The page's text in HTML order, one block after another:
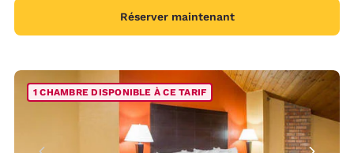
Réserver maintenant
1 CHAMBRE DISPONIBLE À CE TARIF